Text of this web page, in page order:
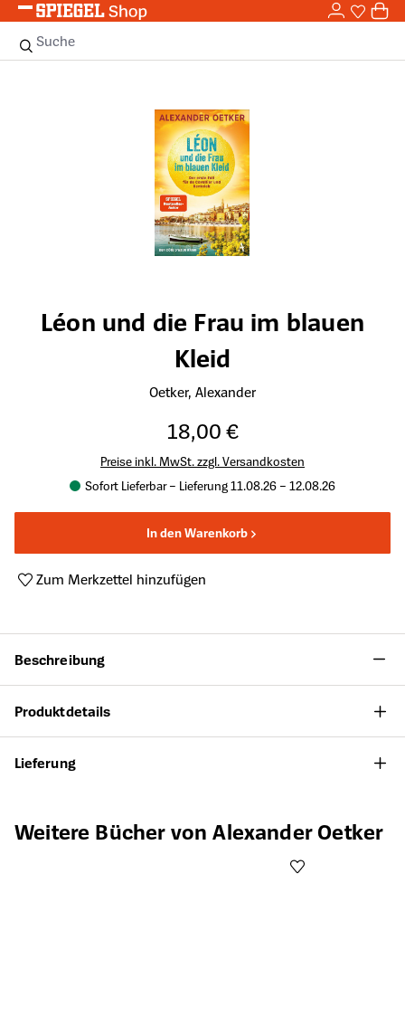
Zum Hauptinhalt springen 0
Suche
Léon und die Frau im blauen
Kleid
Oetker, Alexander
18,00 €
Preise inkl. MwSt. zzgl. Versandkosten
Sofort Lieferbar – Lieferung 11.08.26 – 12.08.26
In den Warenkorb
Zum Merkzettel hinzufügen
Beschreibung
Produktdetails
Lieferung
Produktgalerie überspringen
Weitere Bücher von Alexander Oetker